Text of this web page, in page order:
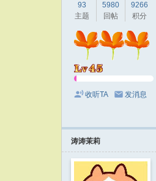
93
主题
5980
回帖
9266
积分
收听TA 发消息
涛涛茉莉